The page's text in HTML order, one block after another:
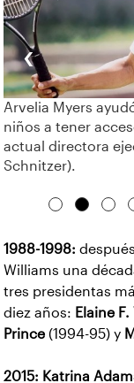
‹
Kathy Horvath
entrenador original
Byron) fue la única
Martina Navratilova
1988-1998:
Williams una
tres presidentas
diez años:Elaine